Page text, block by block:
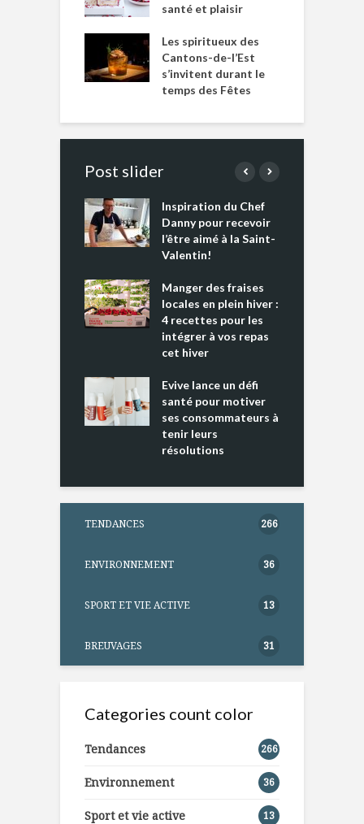
santé et plaisir
Les spiritueux des
Cantons-de-l’Est
s’invitent durant le
temps des Fêtes
Post slider
Inspiration du Chef
Danny pour recevoir
l’être aimé à la Saint-
Valentin!
Manger des fraises
locales en plein hiver :
4 recettes pour les
intégrer à vos repas
cet hiver
Evive lance un défi
santé pour motiver
ses consommateurs à
tenir leurs
résolutions
TENDANCES 266
ENVIRONNEMENT 36
SPORT ET VIE ACTIVE 13
BREUVAGES 31
Categories count color
Tendances 266
Environnement 36
Sport et vie active 13